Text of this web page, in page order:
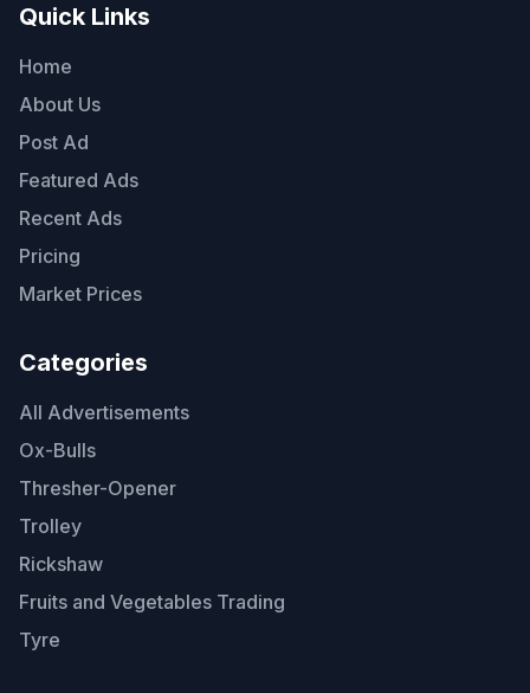
Quick Links
Home
About Us
Post Ad
Featured Ads
Recent Ads
Pricing
Market Prices
Categories
All Advertisements
Ox-Bulls
Thresher-Opener
Trolley
Rickshaw
Fruits and Vegetables Trading
Tyre